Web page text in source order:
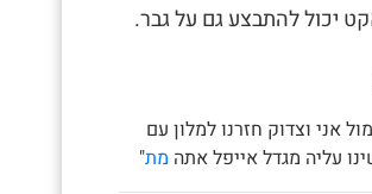
יכול להתבצע גם על גבר.
אני וצדוק חזרנו למלון עם
עליה מגדל אייפל אתה מת"